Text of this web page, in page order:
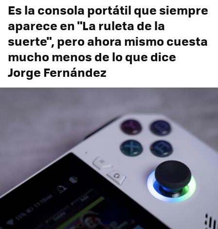
Es la consola portátil que siempre
aparece en "La ruleta de la
suerte", pero ahora mismo cuesta
mucho menos de lo que dice
Jorge Fernández